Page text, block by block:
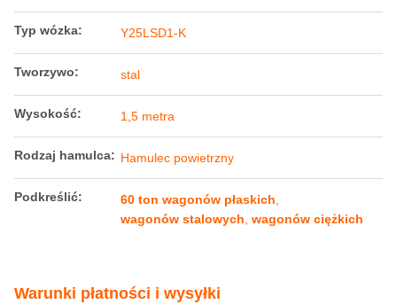
Typ wózka: Y25LSD1-K
Tworzywo: stal
Wysokość: 1,5 metra
Rodzaj hamulca: Hamulec powietrzny
Podkreślić: 60 ton wagonów płaskich,
wagonów stalowych, wagonów ciężkich
Warunki płatności i wysyłki